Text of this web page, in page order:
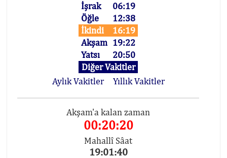
İşrak
06:19
Öğle
12:38
İkindi
16:19
Akşam 19:22
Yatsı
20:50
Diğer Vakitler
Aylık Vakitler
Yıllık Vakitler
Akşam'a kalan zaman
00:20:20
Mahallî Sâat
19:01:40